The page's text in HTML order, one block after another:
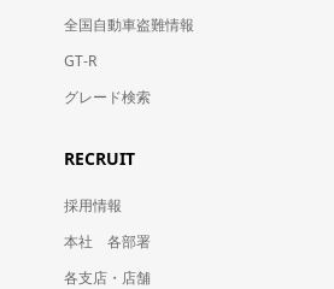
全国自動車盗難情報
GT-R
グレード検索
RECRUIT
採用情報
本社 各部署
各支店・店舗